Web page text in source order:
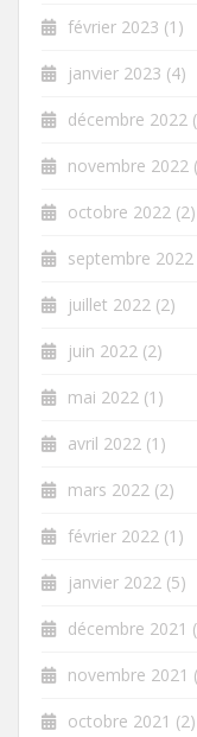
février 2023 (1)
janvier 2023 (4)
décembre 2022
novembre 2022
octobre 2022 (2)
septembre 2022
juillet 2022 (2)
juin 2022 (2)
mai 2022 (1)
avril 2022 (1)
mars 2022 (2)
février 2022 (1)
janvier 2022 (5)
décembre 2021
novembre 2021
octobre 2021 (2)